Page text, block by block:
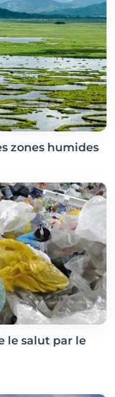
zones humides
le salut par le